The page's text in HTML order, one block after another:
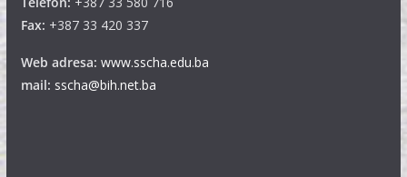
Fax: +387 33 420 337
Web adresa: www.sscha.edu.ba
mail: sscha@bih.net.ba